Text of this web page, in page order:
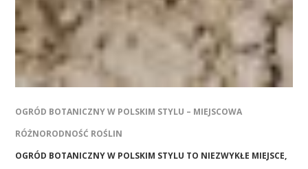
OGRÓD BOTANICZNY W POLSKIM STYLU – MIEJSCOWA
RÓŻNORODNOŚĆ ROŚLIN
OGRÓD BOTANICZNY W POLSKIM STYLU TO NIEZWYKŁE MIEJSCE,